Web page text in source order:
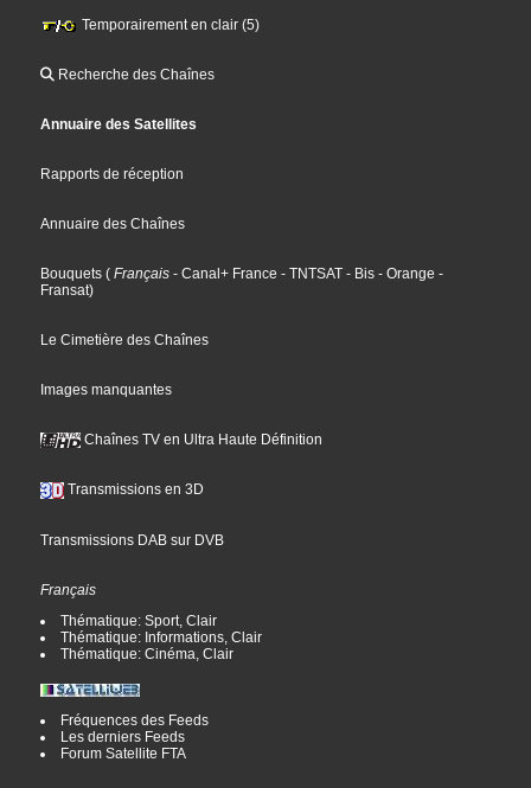
Temporairement en clair (5)
Recherche des Chaînes
Annuaire des Satellites
Rapports de réception
Annuaire des Chaînes
Bouquets ( Français - Canal+ France - TNTSAT - Bis - Orange -
Fransat)
Le Cimetière des Chaînes
Images manquantes
Chaînes TV en Ultra Haute Définition
Transmissions en 3D
Transmissions DAB sur DVB
Français
Thématique: Sport, Clair
Thématique: Informations, Clair
Thématique: Cinéma, Clair
Fréquences des Feeds
Les derniers Feeds
Forum Satellite FTA